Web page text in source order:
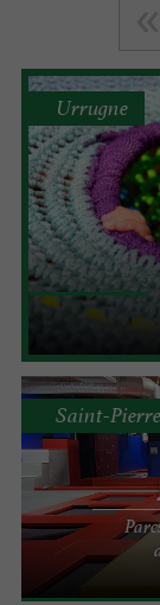
Urrugne
Saint-